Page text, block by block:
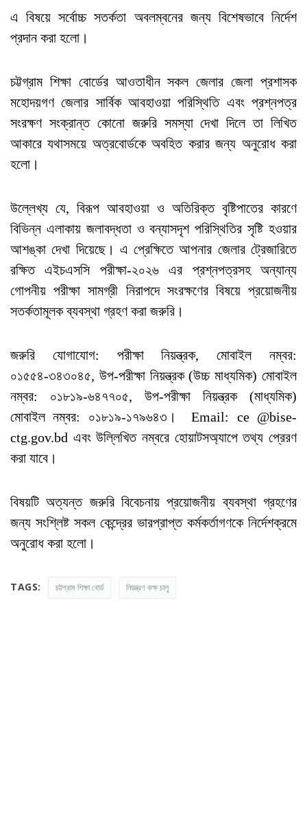
এ বিষয়ে সর্বোচ্চ সতর্কতা অবলম্বনের জন্য বিশেষভাবে নির্দেশ
প্রদান করা হলো।
চট্টগ্রাম শিক্ষা বোর্ডের আওতাধীন সকল জেলার জেলা প্রশাসক
মহোদয়গণ জেলার সার্বিক আবহাওয়া পরিস্থিতি এবং প্রশ্নপত্র
সংরক্ষণ সংক্রান্ত কোনো জরুরি সমস্যা দেখা দিলে তা লিখিত
আকারে যথাসময়ে অত্রবোর্ডকে অবহিত করার জন্য অনুরোধ করা
হলো।
উল্লেখ্য যে, বিরূপ আবহাওয়া ও অতিরিক্ত বৃষ্টিপাতের কারণে
বিভিন্ন এলাকায় জলাবদ্ধতা ও বন্যাসদৃশ পরিস্থিতির সৃষ্টি হওয়ার
আশঙ্কা দেখা দিয়েছে। এ প্রেক্ষিতে আপনার জেলার ট্রেজারিতে
রক্ষিত এইচএসসি পরীক্ষা-২০২৬ এর প্রশ্নপত্রসহ অন্যান্য
গোপনীয় পরীক্ষা সামগ্রী নিরাপদে সংরক্ষণের বিষয়ে প্রয়োজনীয়
সতর্কতামূলক ব্যবস্থা গ্রহণ করা জরুরি।
জরুরি যোগাযোগ: পরীক্ষা নিয়ন্ত্রক, মোবাইল নম্বর:
০১৫৫৪-৩৪৩০৪৫, উপ-পরীক্ষা নিয়ন্ত্রক (উচ্চ মাধ্যমিক) মোবাইল
নম্বর: ০১৮১৯-৬৪৭৭০৫, উপ-পরীক্ষা নিয়ন্ত্রক (মাধ্যমিক)
মোবাইল নম্বর: ০১৮১৯-১৭৯৬৪৩। Email: ce @bise-
ctg.gov.bd এবং উল্লিখিত নম্বরে হোয়াটসঅ্যাপে তথ্য প্রেরণ
করা যাবে।
বিষয়টি অত্যন্ত জরুরি বিবেচনায় প্রয়োজনীয় ব্যবস্থা গ্রহণের
জন্য সংশ্লিষ্ট সকল কেন্দ্রের ভারপ্রাপ্ত কর্মকর্তাগণকে নির্দেশক্রমে
অনুরোধ করা হলো।
TAGS: চট্টগ্রাম শিক্ষা বোর্ড নিয়ন্ত্রণ কক্ষ চালু